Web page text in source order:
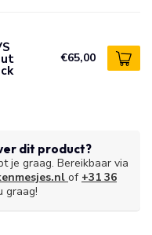
€65,00
dit product?
je graag. Bereikbaar via
of +31 36
graag!